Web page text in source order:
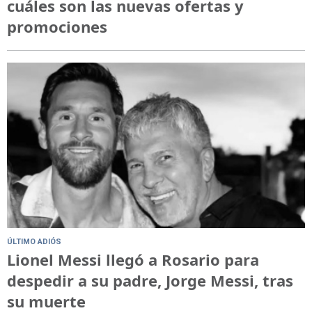
cuáles son las nuevas ofertas y
promociones
ÚLTIMO ADIÓS
Lionel Messi llegó a Rosario para
despedir a su padre, Jorge Messi, tras
su muerte